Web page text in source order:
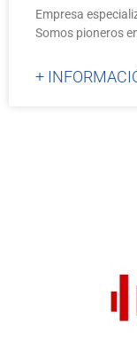
Empresa
Somos pioneros
+